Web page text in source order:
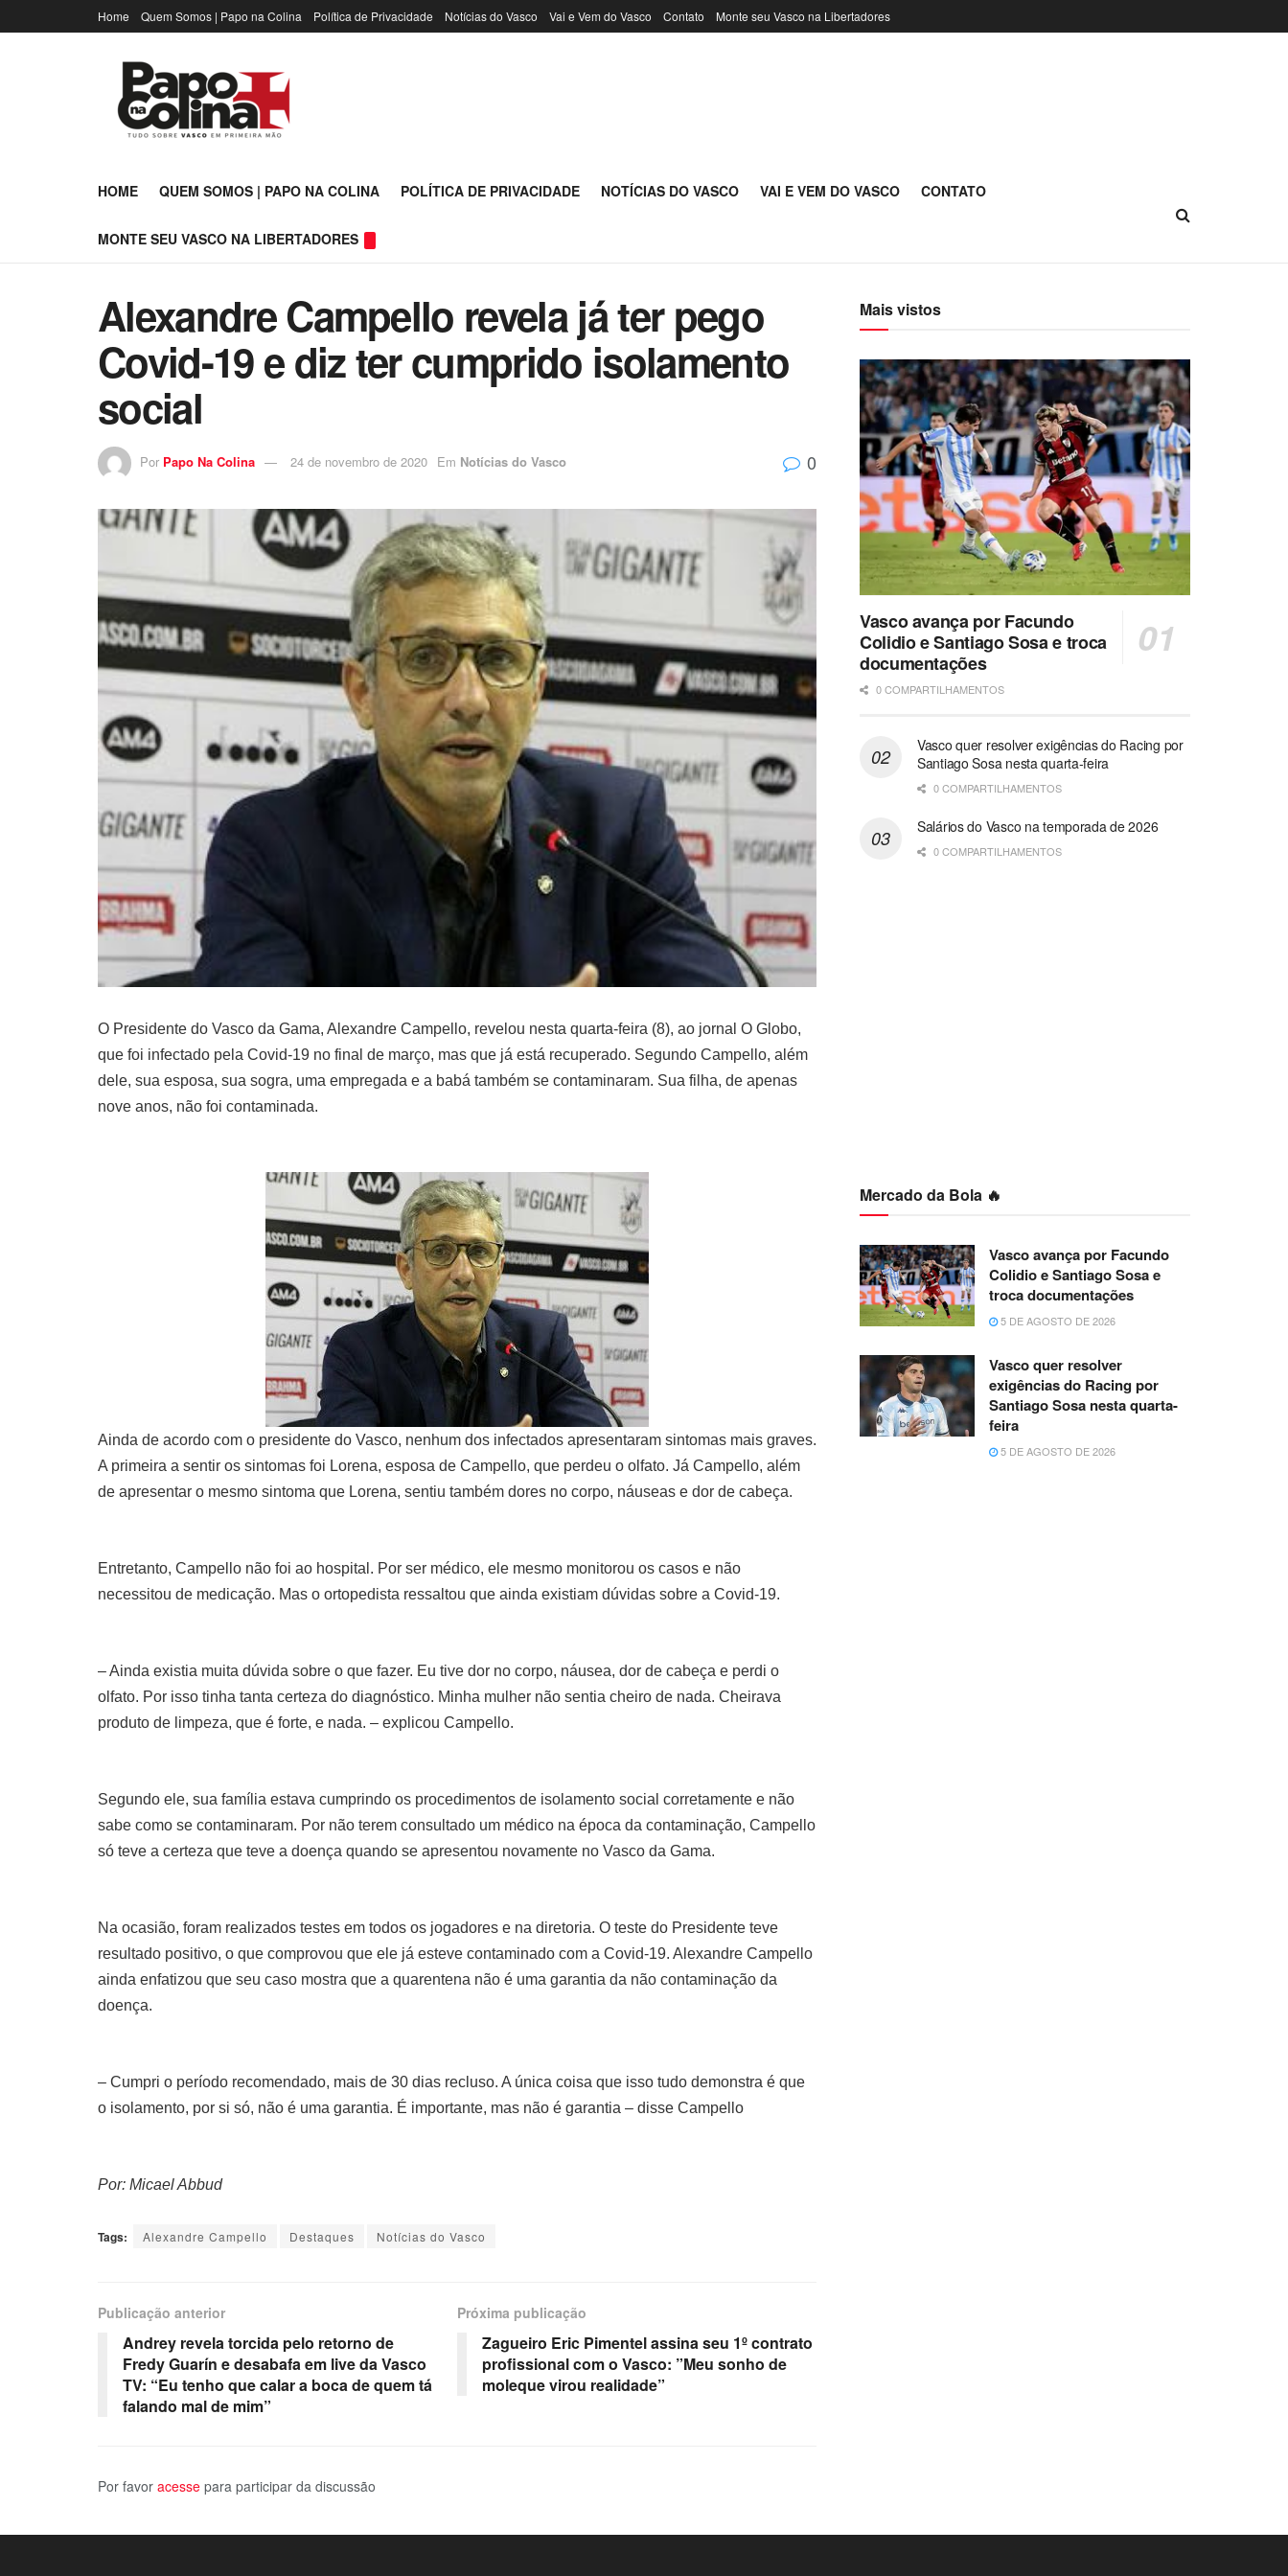
Home Quem Somos | Papo na Colina Política de Privacidade Notícias do Vasco Vai e Vem do Vasco Contato Monte seu Vasco na Libertadores
HOME QUEM SOMOS | PAPO NA COLINA POLÍTICA DE PRIVACIDADE NOTÍCIAS DO VASCO VAI E VEM DO VASCO CONTATO
MONTE SEU VASCO NA LIBERTADORES
Alexandre Campello revela já ter pego
Covid-19 e diz ter cumprido isolamento
social
Por Papo Na Colina 24 de novembro de 2020 Em Notícias do Vasco 0
O Presidente do Vasco da Gama, Alexandre Campello, revelou nesta quarta-feira (8), ao jornal O Globo,
que foi infectado pela Covid-19 no final de março, mas que já está recuperado. Segundo Campello, além
dele, sua esposa, sua sogra, uma empregada e a babá também se contaminaram. Sua filha, de apenas
nove anos, não foi contaminada.
Ainda de acordo com o presidente do Vasco, nenhum dos infectados apresentaram sintomas mais graves.
A primeira a sentir os sintomas foi Lorena, esposa de Campello, que perdeu o olfato. Já Campello, além
de apresentar o mesmo sintoma que Lorena, sentiu também dores no corpo, náuseas e dor de cabeça.
Entretanto, Campello não foi ao hospital. Por ser médico, ele mesmo monitorou os casos e não
necessitou de medicação. Mas o ortopedista ressaltou que ainda existiam dúvidas sobre a Covid-19.
– Ainda existia muita dúvida sobre o que fazer. Eu tive dor no corpo, náusea, dor de cabeça e perdi o
olfato. Por isso tinha tanta certeza do diagnóstico. Minha mulher não sentia cheiro de nada. Cheirava
produto de limpeza, que é forte, e nada. – explicou Campello.
Segundo ele, sua família estava cumprindo os procedimentos de isolamento social corretamente e não
sabe como se contaminaram. Por não terem consultado um médico na época da contaminação, Campello
só teve a certeza que teve a doença quando se apresentou novamente no Vasco da Gama.
Na ocasião, foram realizados testes em todos os jogadores e na diretoria. O teste do Presidente teve
resultado positivo, o que comprovou que ele já esteve contaminado com a Covid-19. Alexandre Campello
ainda enfatizou que seu caso mostra que a quarentena não é uma garantia da não contaminação da
doença.
– Cumpri o período recomendado, mais de 30 dias recluso. A única coisa que isso tudo demonstra é que
o isolamento, por si só, não é uma garantia. É importante, mas não é garantia – disse Campello
Por: Micael Abbud
Tags: Alexandre Campello Destaques Notícias do Vasco
Publicação anterior
Andrey revela torcida pelo retorno de
Fredy Guarín e desabafa em live da Vasco
TV: “Eu tenho que calar a boca de quem tá
falando mal de mim”
Próxima publicação
Zagueiro Eric Pimentel assina seu 1º contrato
profissional com o Vasco: ”Meu sonho de
moleque virou realidade”
Por favor acesse para participar da discussão
Mais vistos
Vasco avança por Facundo
Colidio e Santiago Sosa e troca
documentações
0 COMPARTILHAMENTOS
Vasco quer resolver exigências do Racing por
Santiago Sosa nesta quarta-feira
0 COMPARTILHAMENTOS
Salários do Vasco na temporada de 2026
0 COMPARTILHAMENTOS
Mercado da Bola 🔥
Vasco avança por Facundo
Colidio e Santiago Sosa e
troca documentações
5 DE AGOSTO DE 2026
Vasco quer resolver
exigências do Racing por
Santiago Sosa nesta quarta-
feira
5 DE AGOSTO DE 2026